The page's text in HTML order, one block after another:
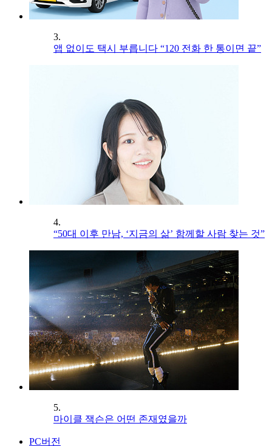
3.
앱 없이도 택시 부릅니다 “120 전화 한 통이면 끝”
4.
“50대 이후 만남, ‘지금의 삶’ 함께할 사람 찾는 것”
5.
마이클 잭슨은 어떤 존재였을까
PC버전